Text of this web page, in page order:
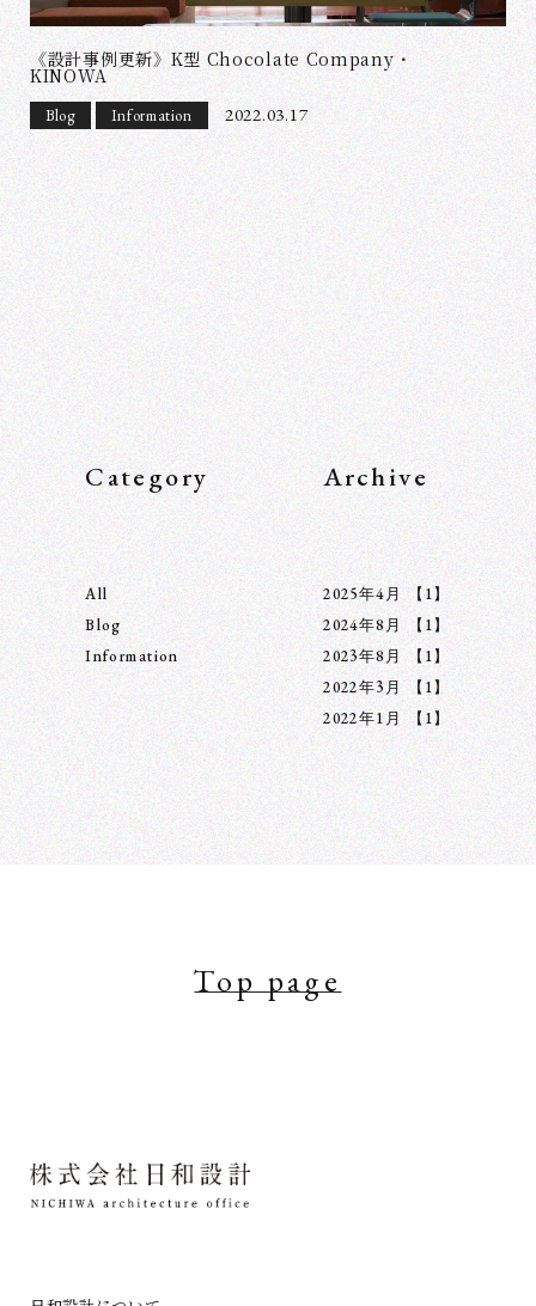
《設計事例更新》K型 Chocolate Company・
KINOWA
Blog Information 2022.03.17
Category
All
Blog
Information
Archive
2025年4月【1】
2024年8月
【1】
2023年8月
【1】
2022年3月 【1】
2022年1月 【1】
Top page